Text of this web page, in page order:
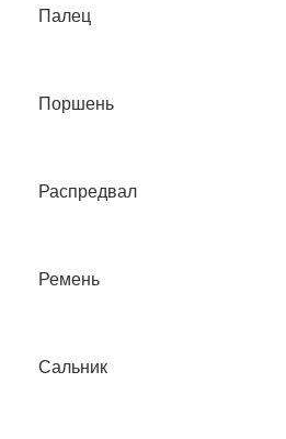
Палец
Поршень
Распредвал
Ремень
Сальник